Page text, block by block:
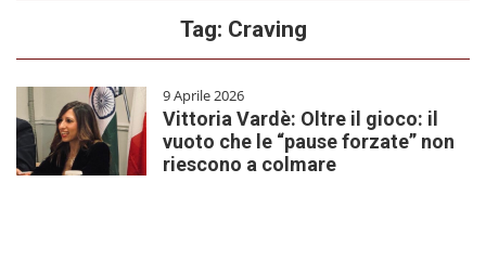
Tag: Craving
9 Aprile 2026
Vittoria Vardè: Oltre il gioco: il
vuoto che le “pause forzate” non
riescono a colmare